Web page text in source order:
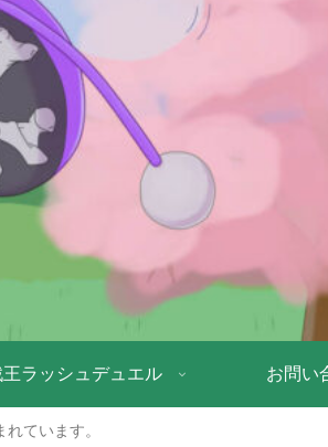
ラッシュデュエル お問い
ています。